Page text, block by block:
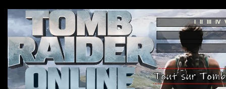
I II III IV